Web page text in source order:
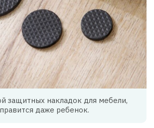
защитных накладок для мебели,
даже ребенок.